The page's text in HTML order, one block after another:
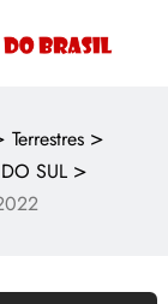
Terrestres >
SUL >